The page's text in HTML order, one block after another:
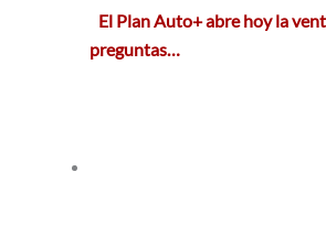
El Plan Auto+ abre hoy la
preguntas…